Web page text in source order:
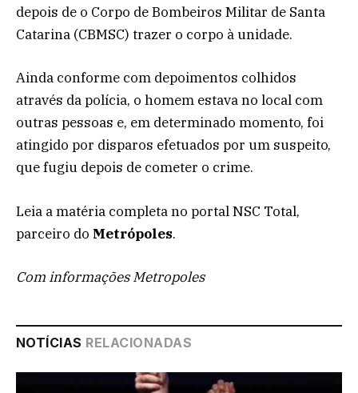
depois de o Corpo de Bombeiros Militar de Santa
Catarina (CBMSC) trazer o corpo à unidade.
Ainda conforme com depoimentos colhidos
através da polícia, o homem estava no local com
outras pessoas e, em determinado momento, foi
atingido por disparos efetuados por um suspeito,
que fugiu depois de cometer o crime.
Leia a matéria completa no portal NSC Total,
parceiro do Metrópoles.
Com informações Metropoles
NOTÍCIAS RELACIONADAS